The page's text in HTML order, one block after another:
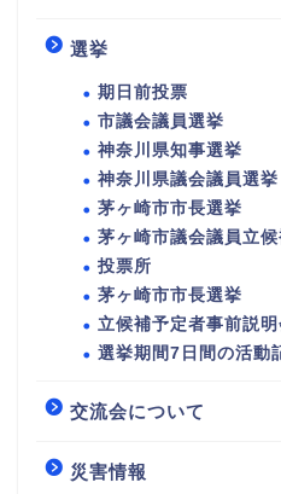
選挙
期日前投票
市議会議員選挙
神奈川県知事選挙
神奈川県議会議員選挙
茅ヶ崎市市長選挙
茅ヶ崎市議会議員立候
投票所
茅ヶ崎市市長選挙
立候補予定者事前説明
選挙期間7日間の活動
交流会について
災害情報